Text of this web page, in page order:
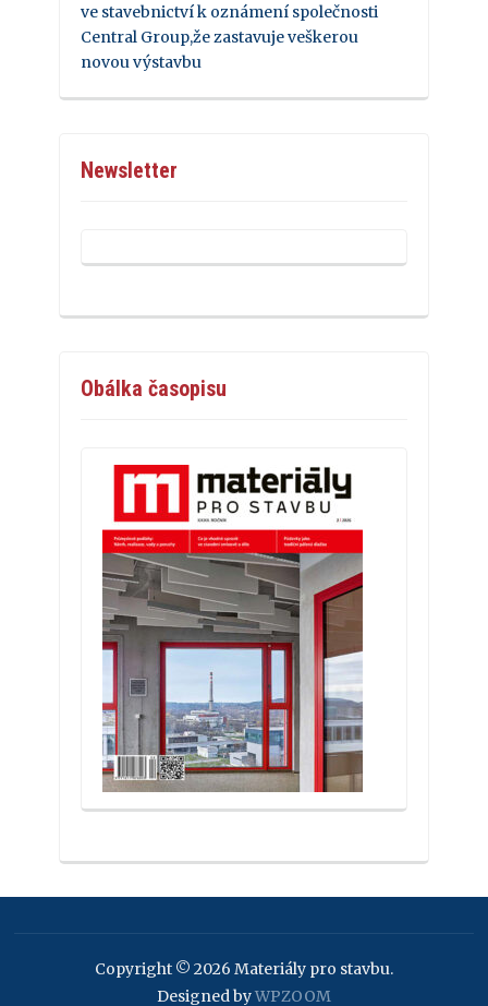
ve stavebnictví k oznámení společnosti
Central Group,že zastavuje veškerou
novou výstavbu
Newsletter
Obálka časopisu
Copyright © 2026 Materiály pro stavbu.
Designed byWPZOOM